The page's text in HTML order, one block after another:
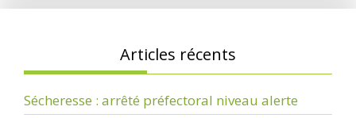
Articles récents
Sécheresse : arrêté préfectoral niveau alerte